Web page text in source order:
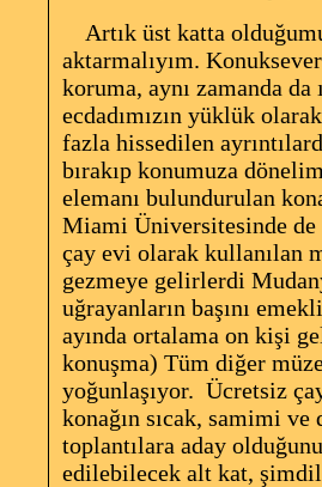
Artık üst katta
aktarmalıyım.
koruma, aynı zamanda
ecdadımızın yüklük
fazla hissedilen
bırakıp konumuza
elemanı bulundurulan
Miami Üniversitesinde
çay evi olarak kullanılan
gezmeye gelirlerdi
uğrayanların başını
ayında ortalama on kişi
konuşma) Tüm diğer
yoğunlaşıyor. Ücretsiz
konağın sıcak, samimi
toplantılara aday
edilebilecek alt kat,